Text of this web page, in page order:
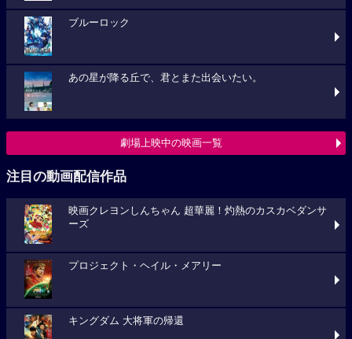
ブルーロック
あの星が降る丘で、君とまた出会いたい。
劇場上映中の映画一覧
注目の動画配信作品
映画クレヨンしんちゃん 超華麗！灼熱のカスカベダンサ
ーズ
プロジェクト・ヘイル・メアリー
キングダム 大将軍の帰還